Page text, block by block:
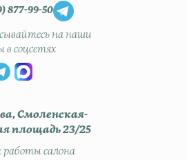
877-99-50
на наши
в соцсетях
Смоленская-
площадь 23/25
работы салона